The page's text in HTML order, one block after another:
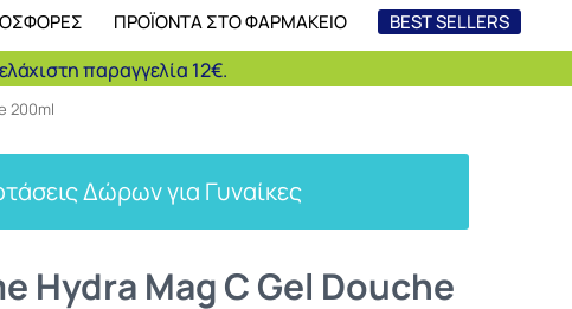
ΠΡΟΪΟΝΤΑ ΣΤΟ ΦΑΡΜΑΚΕΙΟ BEST SELLERS
παραγγελία 12€.
200ml
Δώρων για Γυναίκες
Hydra Mag C Gel Douche